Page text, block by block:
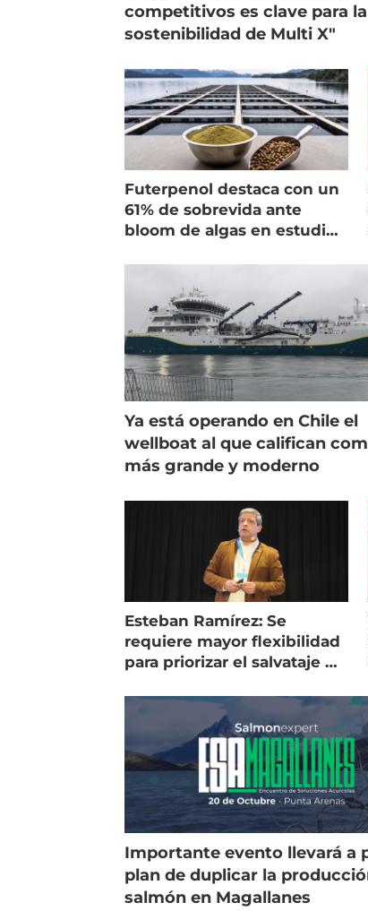
competitivos es clave para la
sostenibilidad de Multi X"
Futerpenol destaca con un
61% de sobrevida ante
bloom de algas en estudio
Ya está operando en Chile el
wellboat al que califican
más grande y moderno
Esteban Ramírez: Se
requiere mayor flexibilidad
para priorizar el salvataje de
Importante evento llevará a
plan de duplicar la
salmón en Magallanes